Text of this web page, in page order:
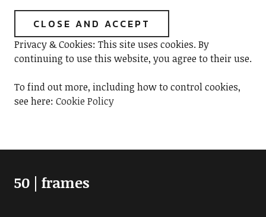
Privacy & Cookies: This site uses cookies. By
continuing to use this website, you agree to their use.
To find out more, including how to control cookies,
see here: Cookie Policy
50 | frames